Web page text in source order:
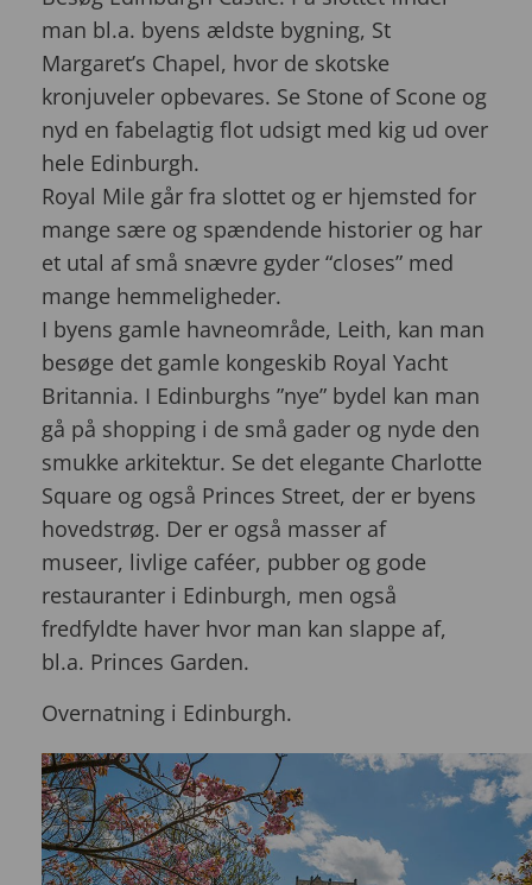
man bl.a. byens ældste bygning, St
Margaret’s Chapel, hvor de skotske
kronjuveler opbevares. Se Stone of Scone og
nyd en fabelagtig flot udsigt med kig ud over
hele Edinburgh.
Royal Mile går fra slottet og er hjemsted for
mange sære og spændende historier og har
et utal af små snævre gyder “closes” med
mange hemmeligheder.
I byens gamle havneområde, Leith, kan man
besøge det gamle kongeskib Royal Yacht
Britannia. I Edinburghs ”nye” bydel kan man
gå på shopping i de små gader og nyde den
smukke arkitektur. Se det elegante Charlotte
Square og også Princes Street, der er byens
hovedstrøg. Der er også masser af
museer, livlige caféer, pubber og gode
restauranter i Edinburgh, men også
fredfyldte haver hvor man kan slappe af,
bl.a. Princes Garden.
Overnatning i Edinburgh.